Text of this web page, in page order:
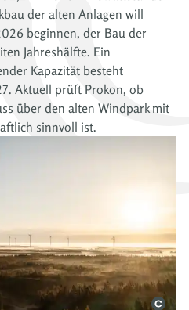
der alten Anlagen will
beginnen, der Bau der
Jahreshälfte. Ein
Kapazität besteht
Aktuell prüft Prokon, ob
über den alten Windpark mit
sinnvoll ist.